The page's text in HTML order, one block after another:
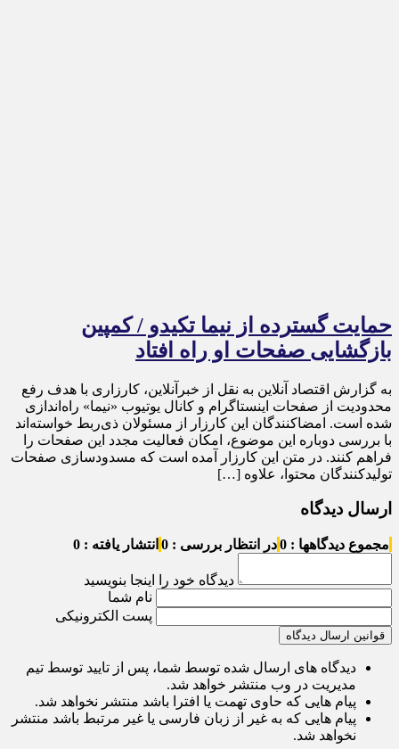
حمایت گسترده از نیما تکیدو / کمپین
بازگشایی صفحات او راه افتاد
به گزارش اقتصاد آنلاین به نقل از خبرآنلاین، کارزاری با هدف رفع
محدودیت از صفحات اینستاگرام و کانال یوتیوب «نیما» راه‌اندازی
شده است. امضاکنندگان این کارزار از مسئولان ذی‌ربط خواسته‌اند
با بررسی دوباره این موضوع، امکان فعالیت مجدد این صفحات را
فراهم کنند. در متن این کارزار آمده است که مسدودسازی صفحات
تولیدکنندگان محتوا، علاوه […]
ارسال دیدگاه
مجموع دیدگاهها : 0 در انتظار بررسی : 0 انتشار یافته : 0
دیدگاه خود را اینجا بنویسید
نام شما
پست الکترونیکی
قوانین ارسال دیدگاه
دیدگاه های ارسال شده توسط شما، پس از تایید توسط تیم
مدیریت در وب منتشر خواهد شد.
پیام هایی که حاوی تهمت یا افترا باشد منتشر نخواهد شد.
پیام هایی که به غیر از زبان فارسی یا غیر مرتبط باشد منتشر
نخواهد شد.